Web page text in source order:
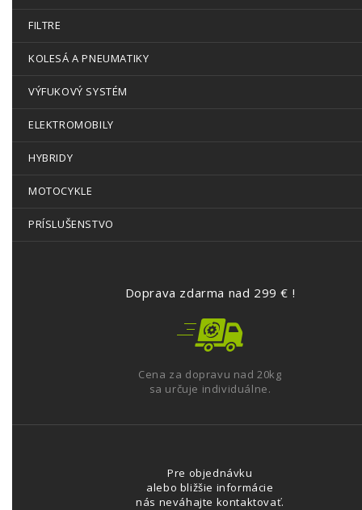
FILTRE
KOLESÁ A PNEUMATIKY
VÝFUKOVÝ SYSTÉM
ELEKTROMOBILY
HYBRIDY
MOTOCYKLE
PRÍSLUŠENSTVO
Doprava zdarma nad 299 € !
Cena za dopravu nad 20kg
sa určuje individuálne.
Pre objednávku
alebo bližšie informácie
nás neváhajte kontaktovať.